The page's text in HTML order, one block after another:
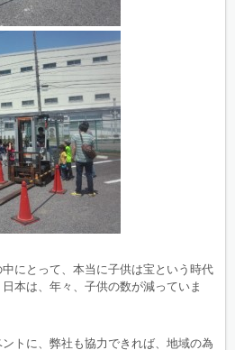
にとって、本当に子供は宝という時代
本は、年々、子供の数が減っていま
トに、弊社も協力できれば、地域の為